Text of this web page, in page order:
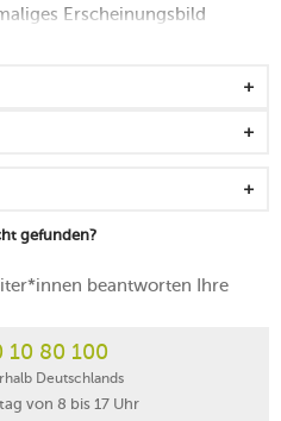
Erscheinungsbild
Unikat
Farbgebung
und robust
gefunden?
beantworten Ihre
10 80 100
Deutschlands
von 8 bis 17 Uhr